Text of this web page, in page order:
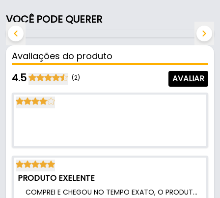
Fabricado com acabamento cromado, é resistente
e durável no uso diário. A fixação é feita por chapa.
Características:
- Marca: Hd
- Modelo: 50 mm Sem freio
- Material da roda: Silicone incolor
- Acabamento: Cromado
- Altura total: 65 mm
- Furação da chapa: 04
- Fixação: Chapa
- Altura de base: 65mm
- Base: Giratório
VOCÊ PODE QUERER
Avaliações do produto
4.5 (2) AVALIAR
PRODUTO EXELENTE
COMPREI E CHEGOU NO TEMPO EXATO, O PRODUTO EXELENTE, COMO ÓTIMA QUALIDADE.